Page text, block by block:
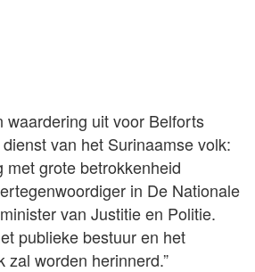
waardering uit voor Belforts
van het Surinaamse volk:
met grote betrokkenheid
in De Nationale
van Justitie en Politie.
publieke bestuur en het
zal worden herinnerd.”